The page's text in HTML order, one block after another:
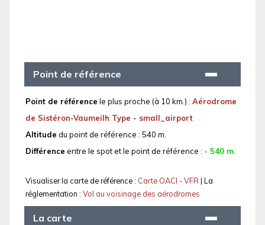
Point de référence
Point de référence le plus proche (à 10 km.) : Aérodrome
de Sistéron-Vaumeilh Type - small_airport
Altitude du point de référence : 540 m.
Différence entre le spot et le point de référence : - 540 m.
Visualiser la carte de référence : Carte OACI - VFR| La
réglementation : Vol au voisinage des aérodromes
La carte